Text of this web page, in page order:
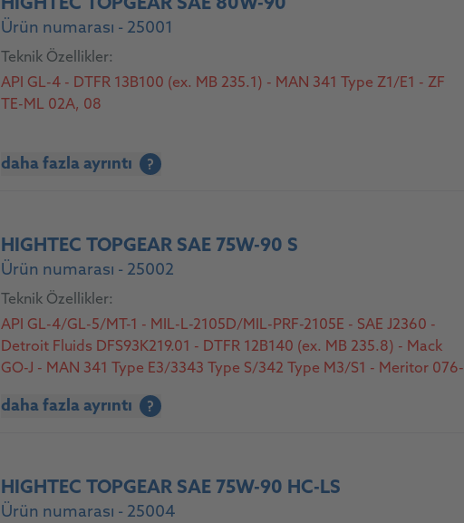
HIGHTEC TOPGEAR SAE 80W-90
Ürün numarası - 25001
Teknik Özellikler:
API GL-4 - DTFR 13B100 (ex. MB 235.1) - MAN 341 Type Z1/E1 - ZF
TE-ML 02A, 08
daha fazla ayrıntı ?
HIGHTEC TOPGEAR SAE 75W-90 S
Ürün numarası - 25002
Teknik Özellikler:
API GL-4/GL-5/MT-1 - MIL-L-2105D/MIL-PRF-2105E - SAE J2360 -
Detroit Fluids DFS93K219.01 - DTFR 12B140 (ex. MB 235.8) - Mack
GO-J - MAN 341 Type E3/3343 Type S/342 Type M3/S1 - Meritor 076-
07A, 08, 12B, 12L, 12N, 16F, 17B, 19C, 21B
daha fazla ayrıntı ?
HIGHTEC TOPGEAR SAE 75W-90 HC-LS
Ürün numarası - 25004